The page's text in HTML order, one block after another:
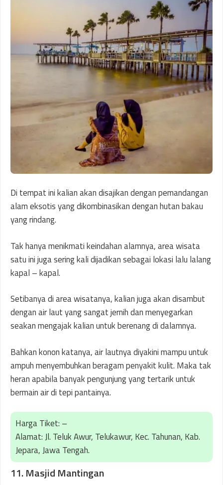
Di tempat ini kalian akan disajikan dengan pemandangan
alam eksotis yang dikombinasikan dengan hutan bakau
yang rindang.
Tak hanya menikmati keindahan alamnya, area wisata
satu ini juga sering kali dijadikan sebagai lokasi lalu lalang
kapal – kapal.
Setibanya di area wisatanya, kalian juga akan disambut
dengan air laut yang sangat jernih dan menyegarkan
seakan mengajak kalian untuk berenang di dalamnya.
Bahkan konon katanya, air lautnya diyakini mampu untuk
ampuh menyembuhkan beragam penyakit kulit. Maka tak
heran apabila banyak pengunjung yang tertarik untuk
bermain air di tepi pantainya.
Harga Tiket: –
Alamat: Jl. Teluk Awur, Telukawur, Kec. Tahunan, Kab.
Jepara, Jawa Tengah.
11. Masjid Mantingan